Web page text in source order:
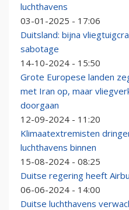
luchthavens
03-01-2025 - 17:06
Duitsland: bijna
sabotage
14-10-2024 - 15:50
Grote Europese landen
met Iran op, maar
doorgaan
12-09-2024 - 11:20
Klimaatextremisten
luchthavens binnen
15-08-2024 - 08:25
Duitse regering heeft
06-06-2024 - 14:00
Duitse luchthavens